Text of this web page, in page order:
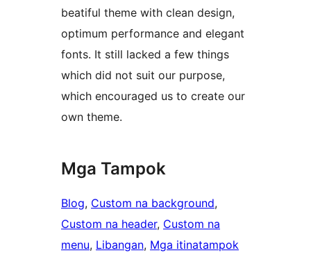
beatiful theme with clean design,
optimum performance and elegant
fonts. It still lacked a few things
which did not suit our purpose,
which encouraged us to create our
own theme.
Mga Tampok
Blog, Custom na background
Custom na header, Custom na
menu, Libangan, Mga itinatampok